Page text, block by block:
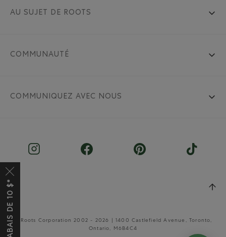
AU SUJET DE ROOTS
COMMUNAUTÉ
COMMUNIQUEZ AVEC NOUS
© Roots Corporation 2002 - 2026 | 1400 Castlefield Avenue, Toronto,
Ontario, M6B4C4